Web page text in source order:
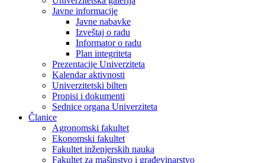
Javne informacije
Javne nabavke
Izveštaj o radu
Informator o radu
Plan integriteta
Prezentacije Univerziteta
Kalendar aktivnosti
Univerzitetski bilten
Propisi i dokumenti
Sednice organa Univerziteta
Članice
Agronomski fakultet
Ekonomski fakultet
Fakultet inženjerskih nauka
Fakultet za mašinstvo i građevinarstvo